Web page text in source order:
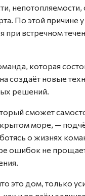
По этой причине
при встречном
которая
создаёт новые
решений.
сможет
море, —
о жизнях
ошибок не
это дом, только